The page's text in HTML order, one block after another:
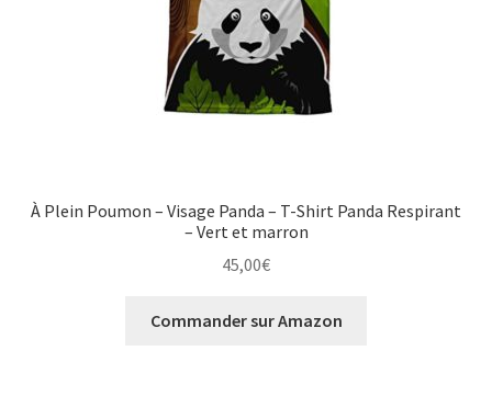
À Plein Poumon – Visage Panda – T-Shirt Panda Respirant
– Vert et marron
45,00€
Commander sur Amazon